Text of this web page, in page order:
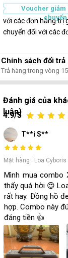
Giảm
với các đơn hàng trị
chuyển đối với các
Chính sách đổi trả
Trả hàng trong vòng
Voucher giảm
chuyển
Đánh giá của
luận)
4.9/5
T**i S**
Mình mua combo
thấy quá hời 😍
rất hay. Đồng hồ
hợp. Combo này
đáng tiền 👍
Mặt hàng : Loa Cyboris